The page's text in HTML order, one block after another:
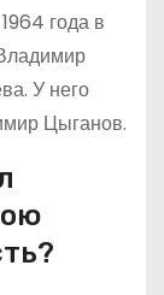
года в
У него
Цыганов.